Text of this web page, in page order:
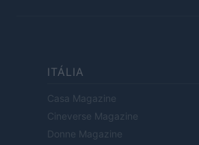
ITÁLIA
Casa Magazine
Cineverse Magazine
Donne Magazine